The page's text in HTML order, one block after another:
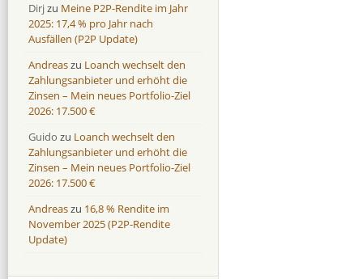
Dirjzu Meine P2P-Rendite im Jahr
2025: 17,4 % pro Jahr nach
Ausfällen (P2P Update)
Andreaszu Loanch wechselt den
Zahlungsanbieter und erhöht die
Zinsen – Mein neues Portfolio-Ziel
2026: 17.500 €
Guido zu Loanch wechselt den
Zahlungsanbieter und erhöht die
Zinsen – Mein neues Portfolio-Ziel
2026: 17.500 €
Andreaszu 16,8 % Rendite im
November 2025 (P2P-Rendite
Update)